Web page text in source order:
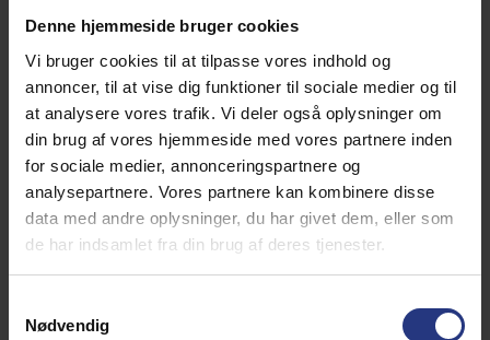
Denne hjemmeside bruger cookies
Vi bruger cookies til at tilpasse vores indhold og
annoncer, til at vise dig funktioner til sociale medier og til
at analysere vores trafik. Vi deler også oplysninger om
din brug af vores hjemmeside med vores partnere inden
for sociale medier, annonceringspartnere og
analysepartnere. Vores partnere kan kombinere disse
data med andre oplysninger, du har givet dem, eller som
de har indsamlet fra din brug af deres tjenester.
Nødvendig
lesen
Fanø Strik - mitte September
Für alle Strickbegeisterten, die neue Stricktricks lernen
möchten, gibt es Erlebnisstände mit Garn und anderem
Strickequipment. Fanø Strik ist vielleicht Dänemarks
gemütlichstes und authentischstes Strickfestival, das von
einheimischen Enthusiasten ins Leben gerufen wurde,
deren Herz für das jahrhundertealte Handwerk schlägt. Bei
Fanø Strik besteht auch die Möglichkeit, die einzigartige
Kulturgeschichte der Insel, lokale Aromen und unsere vielen